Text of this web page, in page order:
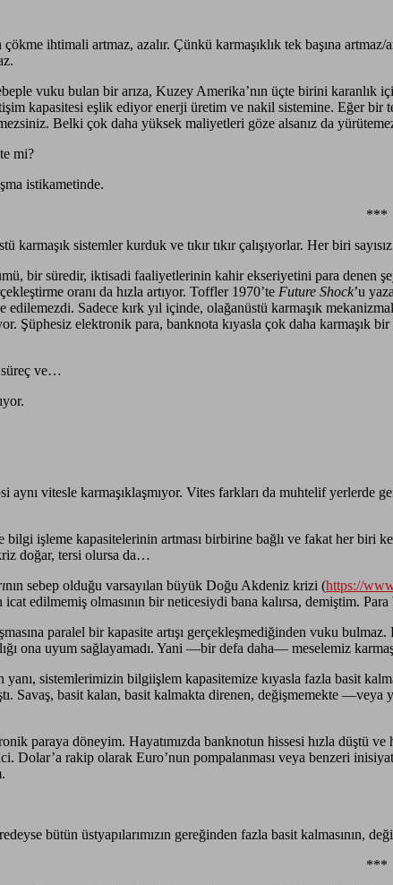
ihtimali artmaz, azalır. Çünkü karmaşıklık tek başına
vuku bulan bir arıza, Kuzey Amerika’nın üçte birini karanlık
kapasitesi eşlik ediyor enerji üretim ve nakil sistemine. Eğer bir
Belki çok daha yüksek maliyetleri göze alsanız da
mi?
istikametinde.
***
karmaşık sistemler kurduk ve tıkır tıkır çalışıyorlar. Her biri
bir süredir, iktisadi faaliyetlerinin kahir ekseriyetini para denen
oranı da hızla artıyor. Toffler 1970’te Future Shock’u
Sadece kırk yıl içinde, olağanüstü karmaşık
Şüphesiz elektronik para, banknota kıyasla çok daha karmaşık
süreç ve…
aynı vitesle karmaşıklaşmıyor. Vites farkları da muhtelif
bilgi işleme kapasitelerinin artması birbirine bağlı ve fakat her biri
doğar, tersi olursa da…
nın sebep olduğu varsayılan büyük Doğu Akdeniz krizi (https://
icat edilmemiş olmasının bir neticesiydi bana kalırsa, demiştim.
paralel bir kapasite artışı gerçekleşmediğinden vuku
ona uyum sağlayamadı. Yani —bir defa daha— meselemiz
yanı, sistemlerimizin bilgiişlem kapasitemize kıyasla fazla basit
Savaş, basit kalan, basit kalmakta direnen, değişmemekte
paraya döneyim. Hayatımızda banknotun hissesi hızla düştü
Dolar’a rakip olarak Euro’nun pompalanması veya benzeri
bütün üstyapılarımızın gereğinden fazla basit kalmasının,
***